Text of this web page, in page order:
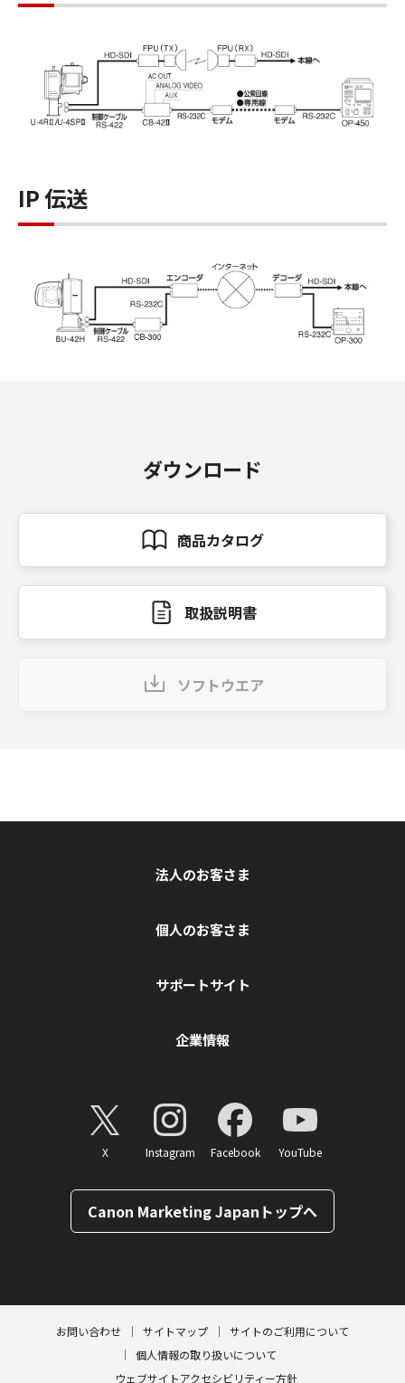
IP 伝送
ダウンロード
商品カタログ
取扱説明書
ソフトウエア
法人のお客さま
個人のお客さま
サポートサイト
企業情報
X Instagram Facebook YouTube
Canon Marketing Japanトップへ
お問い合わせ サイトマップ
サイトのご利用について
個人情報の取り扱いについて
ウェブサイトアクセシビリティー方針